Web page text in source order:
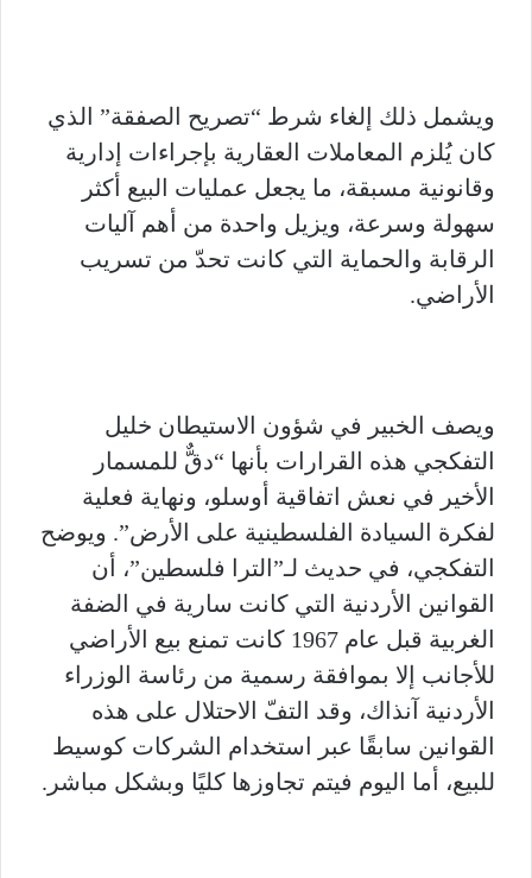
ويشمل ذلك إلغاء شرط “تصريح الصفقة” الذي
كان يُلزم المعاملات العقارية بإجراءات إدارية
وقانونية مسبقة، ما يجعل عمليات البيع أكثر
سهولة وسرعة، ويزيل واحدة من أهم آليات
الرقابة والحماية التي كانت تحدّ من تسريب
الأراضي.
ويصف الخبير في شؤون الاستيطان خليل
التفكجي هذه القرارات بأنها “دقٌّ للمسمار
الأخير في نعش اتفاقية أوسلو، ونهاية فعلية
لفكرة السيادة الفلسطينية على الأرض”. ويوضح
التفكجي، في حديث لـ”الترا فلسطين”، أن
القوانين الأردنية التي كانت سارية في الضفة
الغربية قبل عام 1967 كانت تمنع بيع الأراضي
للأجانب إلا بموافقة رسمية من رئاسة الوزراء
الأردنية آنذاك، وقد التفّ الاحتلال على هذه
القوانين سابقًا عبر استخدام الشركات كوسيط
للبيع، أما اليوم فيتم تجاوزها كليًا وبشكل مباشر.